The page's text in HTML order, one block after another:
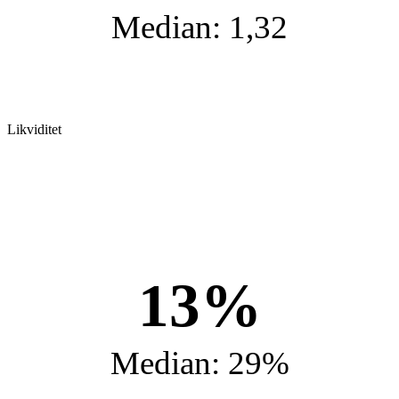
Median: 1,32
Likviditet
13%
Median: 29%